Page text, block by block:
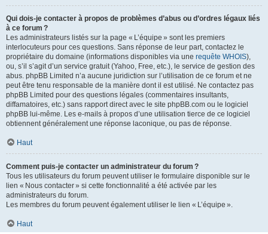
Qui dois-je contacter à propos de problèmes d’abus ou d’ordres légaux liés
à ce forum ?
Les administrateurs listés sur la page « L’équipe » sont les premiers
interlocuteurs pour ces questions. Sans réponse de leur part, contactez le
propriétaire du domaine (informations disponibles via une requête WHOIS),
ou, s’il s’agit d’un service gratuit (Yahoo, Free, etc.), le service de gestion des
abus. phpBB Limited n’a aucune juridiction sur l’utilisation de ce forum et ne
peut être tenu responsable de la manière dont il est utilisé. Ne contactez pas
phpBB Limited pour des questions légales (commentaires insultants,
diffamatoires, etc.) sans rapport direct avec le site phpBB.com ou le logiciel
phpBB lui-même. Les e-mails à propos d’une utilisation tierce de ce logiciel
obtiennent généralement une réponse laconique, ou pas de réponse.
Haut
Comment puis-je contacter un administrateur du forum ?
Tous les utilisateurs du forum peuvent utiliser le formulaire disponible sur le
lien « Nous contacter » si cette fonctionnalité a été activée par les
administrateurs du forum.
Les membres du forum peuvent également utiliser le lien « L’équipe ».
Haut